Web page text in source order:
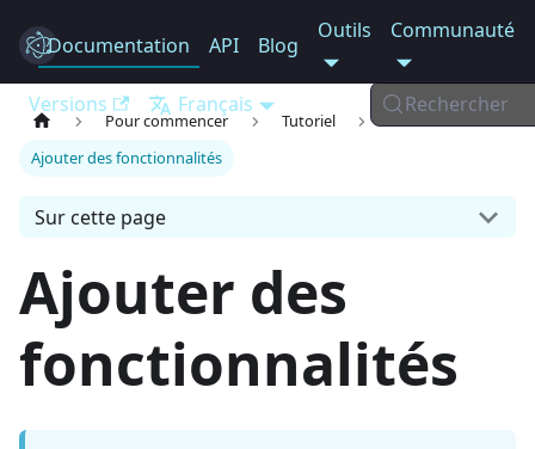
Electron
Documentation API Blog
Outils Communauté
Versions Français Rechercher
Pour commencer
Tutoriel
Ajouter des fonctionnalités
Sur cette page
Ajouter des
fonctionnalités